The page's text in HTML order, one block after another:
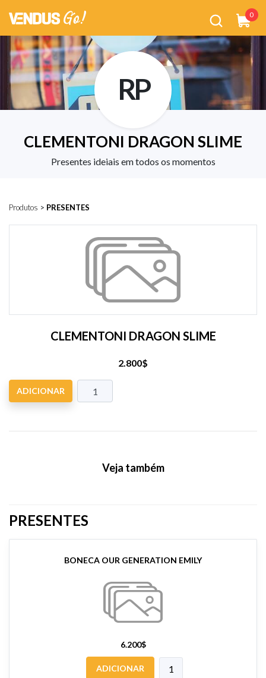
0
RP
CLEMENTONI DRAGON SLIME
Presentes ideiais em todos os momentos
Produtos > PRESENTES
CLEMENTONI DRAGON SLIME
2.800$
ADICIONAR
Veja também
PRESENTES
BONECA OUR GENERATION EMILY
6.200$
ADICIONAR